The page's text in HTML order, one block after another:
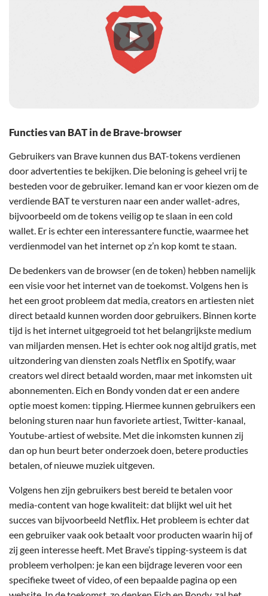
Functies van BAT in de Brave-browser
Gebruikers van Brave kunnen dus BAT-tokens verdienen
door advertenties te bekijken. Die beloning is geheel vrij te
besteden voor de gebruiker. Iemand kan er voor kiezen om de
verdiende BAT te versturen naar een ander wallet-adres,
bijvoorbeeld om de tokens veilig op te slaan in een cold
wallet. Er is echter een interessantere functie, waarmee het
verdienmodel van het internet op z’n kop komt te staan.
De bedenkers van de browser (en de token) hebben namelijk
een visie voor het internet van de toekomst. Volgens hen is
het een groot probleem dat media, creators en artiesten niet
direct betaald kunnen worden door gebruikers. Binnen korte
tijd is het internet uitgegroeid tot het belangrijkste medium
van miljarden mensen. Het is echter ook nog altijd gratis, met
uitzondering van diensten zoals Netflix en Spotify, waar
creators wel direct betaald worden, maar met inkomsten uit
abonnementen. Eich en Bondy vonden dat er een andere
optie moest komen: tipping. Hiermee kunnen gebruikers een
beloning sturen naar hun favoriete artiest, Twitter-kanaal,
Youtube-artiest of website. Met die inkomsten kunnen zij
dan op hun beurt beter onderzoek doen, betere producties
betalen, of nieuwe muziek uitgeven.
Volgens hen zijn gebruikers best bereid te betalen voor
media-content van hoge kwaliteit: dat blijkt wel uit het
succes van bijvoorbeeld Netflix. Het probleem is echter dat
een gebruiker vaak ook betaalt voor producten waarin hij of
zij geen interesse heeft. Met Brave’s tipping-systeem is dat
probleem verholpen: je kan een bijdrage leveren voor een
specifieke tweet of video, of een bepaalde pagina op een